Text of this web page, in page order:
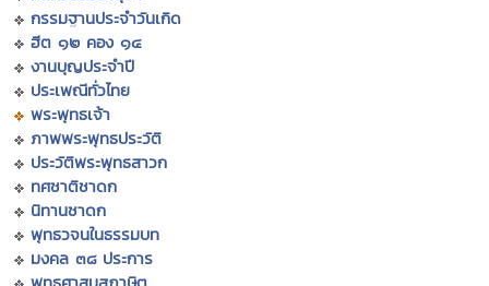
กรรมฐานประจำวันเกิด
ฮีต ๑๒ คอง ๑๔
งานบุญประจำปี
ประเพณีทั่วไทย
พระพุทธเจ้า
ภาพพระพุทธประวัติ
ประวัติพระพุทธสาวก
ทศชาติชาดก
นิทานชาดก
พุทธวจนในธรรมบท
มงคล ๓๘ ประการ